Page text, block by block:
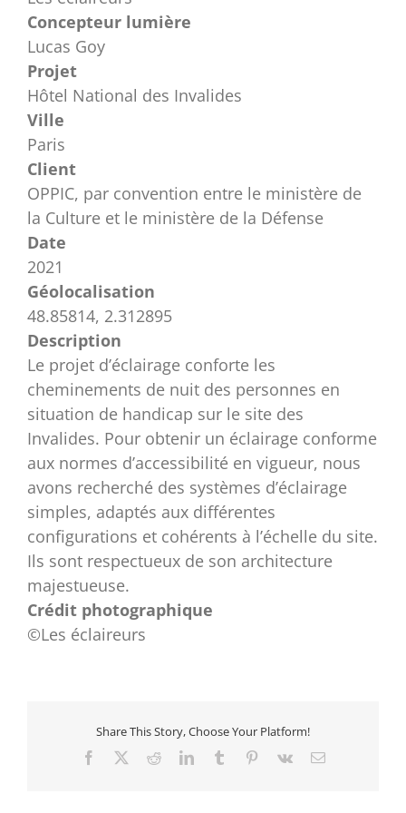
Concepteur lumière
Lucas Goy
Projet
Hôtel National des Invalides
Ville
Paris
Client
OPPIC, par convention entre le ministère de
la Culture et le ministère de la Défense
Date
2021
Géolocalisation
48.85814, 2.312895
Description
Le projet d’éclairage conforte les
cheminements de nuit des personnes en
situation de handicap sur le site des
Invalides. Pour obtenir un éclairage conforme
aux normes d’accessibilité en vigueur, nous
avons recherché des systèmes d’éclairage
simples, adaptés aux différentes
configurations et cohérents à l’échelle du site.
Ils sont respectueux de son architecture
majestueuse.
Crédit photographique
©Les éclaireurs
Share This Story, Choose Your Platform!
Facebook RedditLinkedInTumblr Pinterest
Vk Email